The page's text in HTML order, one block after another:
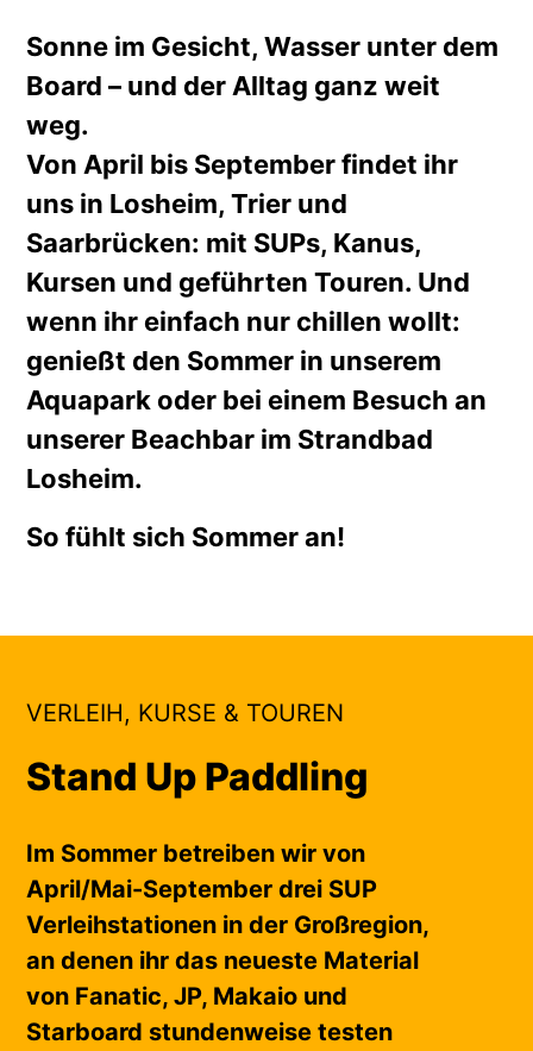
Sonne im Gesicht, Wasser unter dem
Board – und der Alltag ganz weit
weg.
Von April bis September findet ihr
uns in Losheim, Trier und
Saarbrücken: mit SUPs, Kanus,
Kursen und geführten Touren. Und
wenn ihr einfach nur chillen wollt:
genießt den Sommer in unserem
Aquapark oder bei einem Besuch an
unserer Beachbar im Strandbad
Losheim.
So fühlt sich Sommer an!
VERLEIH, KURSE & TOUREN
Stand Up Paddling
Im Sommer betreiben wir von
April/Mai-September drei SUP
Verleihstationen in der Großregion,
an denen ihr das neueste Material
von Fanatic, JP, Makaio und
Starboard stundenweise testen